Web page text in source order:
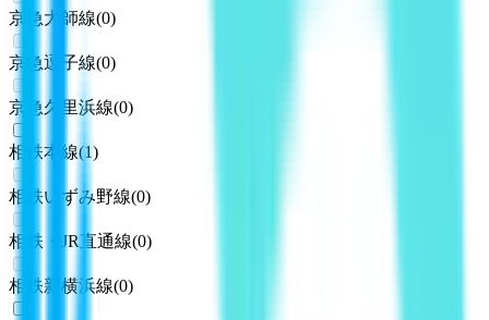
京急大師線(0)
京急逗子線(0)
京急久里浜線(0)
相鉄本線(1)
相鉄いずみ野線(0)
相鉄・JR直通線(0)
相鉄新横浜線(0)